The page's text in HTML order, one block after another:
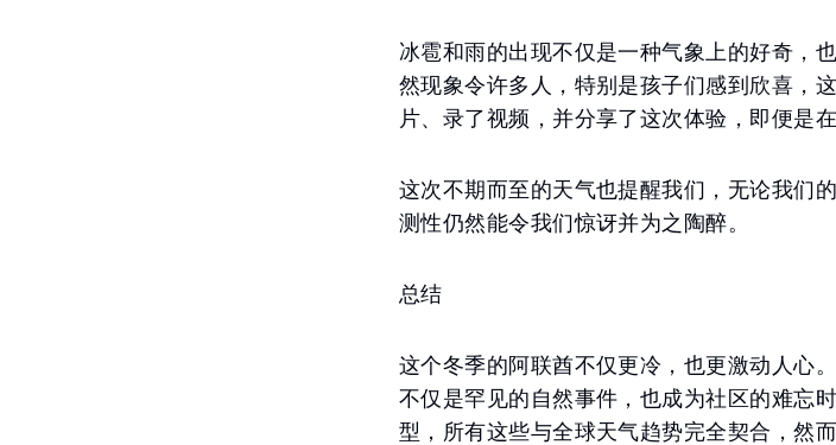
冰雹和雨的出现不仅是一种气象上的好奇，
然现象令许多人，特别是孩子们感到欣喜，
片、录了视频，并分享了这次体验，即便是
这次不期而至的天气也提醒我们，无论我们
测性仍然能令我们惊讶并为之陶醉。
总结
这个冬季的阿联酋不仅更冷，也更激动人心
不仅是罕见的自然事件，也成为社区的难忘
型，所有这些与全球天气趋势完全契合，然